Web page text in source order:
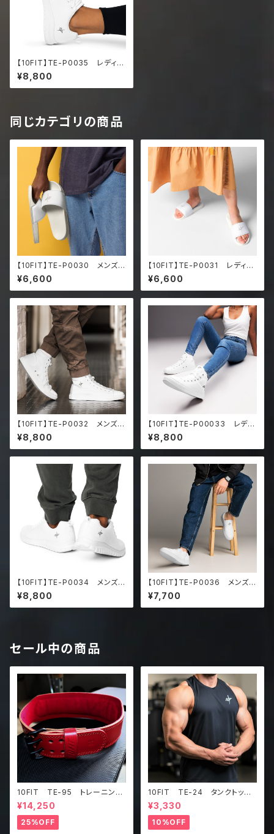
【10FIT】TE-P0035 レディー
ス トレーニング シューズ
レディーススポーツシューズ
Women’s athletic shoes
¥8,800
同じカテゴリの商品
【10FIT】TE-P0030 メンズ
スライドサンダル
¥6,600
【10FIT】TE-P0031 レディー
ス スライドサンダル
¥6,600
【10FIT】TE-P0032 メンズ
スニーカー トレーニング メ
ンズ ハイカットスニーカー Me
n’s high top canvas shoes
¥8,800
【10FIT】TE-P00033 レディ
ース スニーカー トレーニン
グ レディース ハイカットスニ
ーカー Women’s high top
¥8,800
【10FIT】TE-P0034 メンズ
トレーニング シューズ Me
n’s athletic shoes
¥8,800
【10FIT】TE-P0036 メンズ
スリップオン シューズ Me
n’s slip-on canvas shoes
¥7,700
セール中の商品
10FIT TE-95 トレーニング
ベルト リフティングベルト パ
ワーベルト レザー ワインレ
ッド lifting belt power b
elt
¥14,250
25%OFF
10FIT TE-24 タンクトッ
プ メッシュ ジムウェア トレ
ーニング 筋トレ 黒 Tankt
op
¥3,330
10%OFF